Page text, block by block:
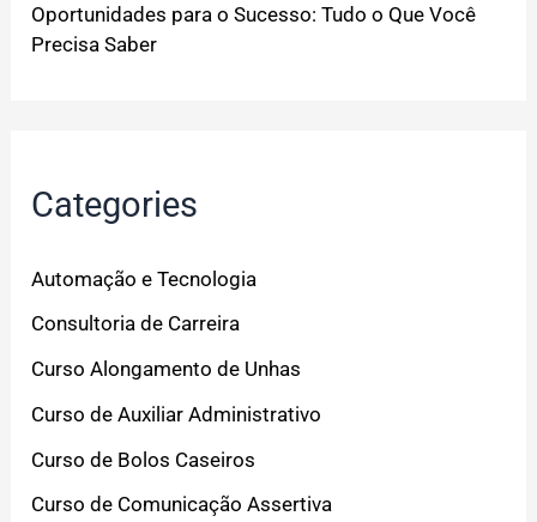
Oportunidades para o Sucesso: Tudo o Que Você
Precisa Saber
Categories
Automação e Tecnologia
Consultoria de Carreira
Curso Alongamento de Unhas
Curso de Auxiliar Administrativo
Curso de Bolos Caseiros
Curso de Comunicação Assertiva